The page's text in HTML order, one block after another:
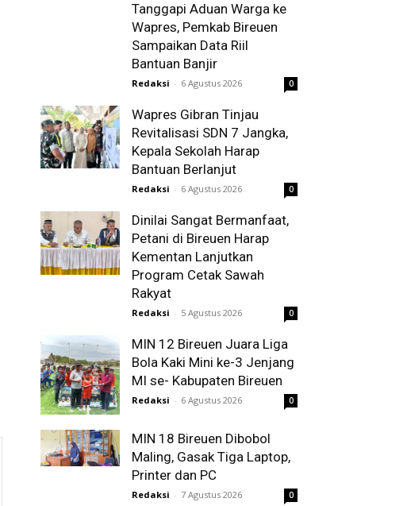
Tanggapi Aduan Warga ke
Wapres, Pemkab Bireuen
Sampaikan Data Riil
Bantuan Banjir
Redaksi - 6 Agustus 2026 0
Wapres Gibran Tinjau
Revitalisasi SDN 7 Jangka,
Kepala Sekolah Harap
Bantuan Berlanjut
Redaksi - 6 Agustus 2026 0
Dinilai Sangat Bermanfaat,
Petani di Bireuen Harap
Kementan Lanjutkan
Program Cetak Sawah
Rakyat
Redaksi - 5 Agustus 2026 0
MIN 12 Bireuen Juara Liga
Bola Kaki Mini ke-3 Jenjang
MI se- Kabupaten Bireuen
Redaksi - 6 Agustus 2026 0
MIN 18 Bireuen Dibobol
Maling, Gasak Tiga Laptop,
Printer dan PC
Redaksi - 7 Agustus 2026 0